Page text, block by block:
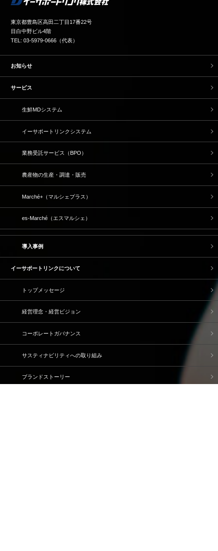
東京都豊島区高田二丁目17番22号
目白中野ビル4階
TEL: 03-5979-0666（代表）
お知らせ
サービス
生鮮MDシステム
イーサポートリンクシステム
業務受託サービス（BPO）
農産物の生産・調達・販売
Marché+（マルシェプラス）
es-Marché（エスマルシェ）
導入事例
イーサポートリンクについて
トップメッセージ
経営理念・経営ビジョン
コーポレートガバナンス
サスティナビリティへの取り組み
ブランドストーリー